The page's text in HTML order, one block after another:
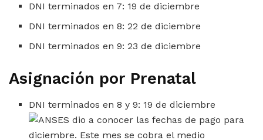
DNI terminados en 7: 19 de diciembre
DNI terminados en 8: 22 de diciembre
DNI terminados en 9: 23 de diciembre
Asignación por Prenatal
DNI terminados en 8 y 9: 19 de diciembre